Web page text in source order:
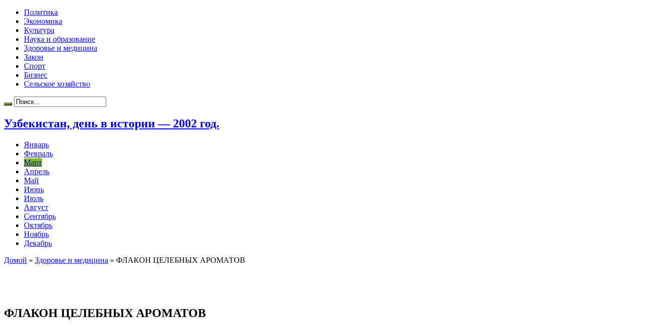
Политика
Экономика
Культура
Наука и образование
Здоровье и медицина
Закон
Спорт
Бизнес
Сельское хозяйство
Узбекистан, день в истории — 2002 год.
Январь
Февраль
Март
Апрель
Май
Июнь
Июль
Август
Сентябрь
Октябрь
Ноябрь
Декабрь
Домой » Здоровье и медицина » ФЛАКОН ЦЕЛЕБНЫХ АРОМАТОВ
ФЛАКОН ЦЕЛЕБНЫХ АРОМАТОВ